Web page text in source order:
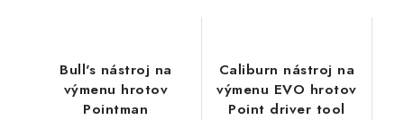
Bull's nástroj na
výmenu hrotov
Pointman
Caliburn nástroj na
výmenu EVO hrotov
Point driver tool